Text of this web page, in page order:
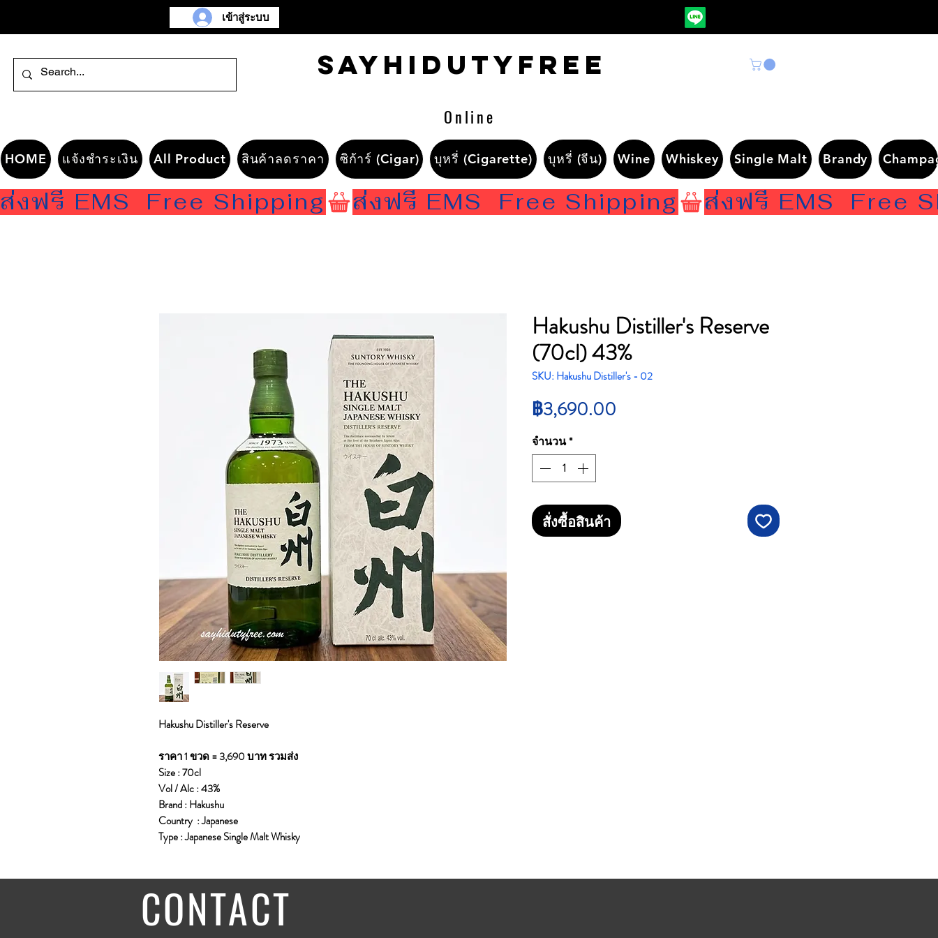
เข้าสู่ระบบ
Sayhidutyfree
Online
HOME แจ้งชำระเงิน All Product สินค้าลดราคา ซิก้าร์ (Cigar) บุหรี่ (Cigarette) บุหรี่ (จีน) Wine Whiskey Single Malt Brandy
ส่งฟรี EMS  Free Shipping
Hakushu Distiller's Reserve
ราคา 1 ขวด = 3,690 บาท รวมส่ง
Size : 70cl
Vol / Alc : 43%
Brand : Hakushu
Country : Japanese
Type : Japanese Single Malt Whisky
Hakushu Distiller's Reserve
(70cl) 43%
SKU: Hakushu Distiller's - 02
฿3,690.00
จำนวน*
สั่งซื้อสินค้า
CONTACT